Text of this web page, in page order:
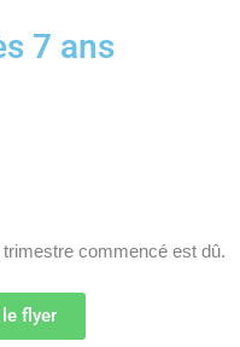
7 ans
trimestre commencé est dû.
flyer